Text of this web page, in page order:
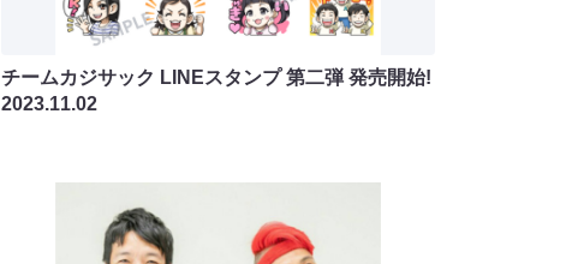
チームカジサック LINEスタンプ 第二弾 発売開始!
2023.11.02